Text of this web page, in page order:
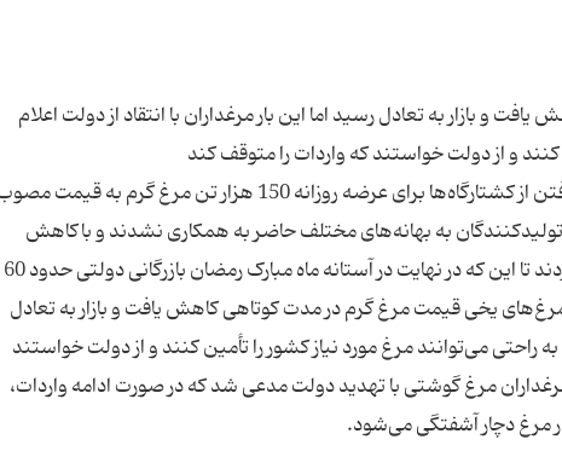
بازار به تعادل رسید اما این بار مرغداران با انتقاد از دولت اعلام
هرچند که وزارت صنعت با ارائه دان مرغ ارزان و کمک گرفتن از کشتارگاه‌ها برای عرضه روزانه 150 هزار تن مرغ گرم به قیمت
تولید‌کنندگان به بهانه‌های مختلف حاضر به همکاری نشدند و باکاهش
جوجه ریزی در خرداد ماه، بازار را بیش از گذشته ملتهب کردند تا این که در نهایت در آستانه ماه مبارک رمضان بازرگانی دولتی حدود 60
مرغ‌های یخی قیمت مرغ گرم در مدت کوتاهی کاهش یافت و بازار به تعادل
به راحتی می‌توانند مرغ مورد نیاز کشور را تأمین کنند و از دولت خواستند
مرغ گوشتی با تهدید دولت مدعی شد که در صورت ادامه واردات،